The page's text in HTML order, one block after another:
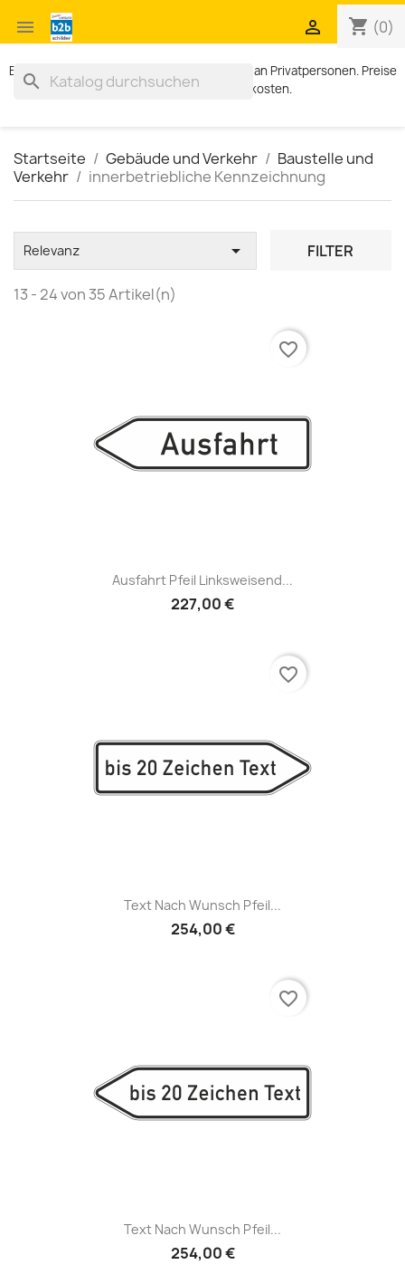
 shopping_cart (0)

Exklusiv für Geschäftskunden. Kein Verkauf an Privatpersonen. Preise
zzgl. MWST und Versandkosten.
search
Startseite Gebäude und Verkehr
Baustelle und
Verkehr
innerbetriebliche Kennzeichnung
Relevanz  FILTER
13 - 24 von 35 Artikel(n)
Ausfahrt Pfeil Linksweisend...
227,00 €
favorite_border
Text Nach Wunsch Pfeil...
254,00 €
favorite_border
Text Nach Wunsch Pfeil...
254,00 €
favorite_border